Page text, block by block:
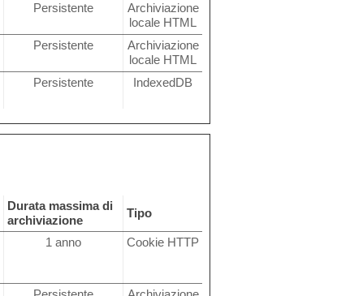
Persistente
Archiviazione
locale HTML
Persistente
Archiviazione
locale HTML
Persistente IndexedDB
Durata massima di
archiviazione
Tipo
1 anno Cookie HTTP